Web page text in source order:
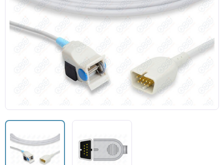
Датчики кислорода для ИВЛ
Датчики потока для аппаратов ИВЛ
Электроды для ЭКГ
Датчики (трансдьюсеры)